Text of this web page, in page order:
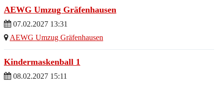
AEWG Umzug Gräfenhausen
07.02.2027 13:31
AEWG Umzug Gräfenhausen
Kindermaskenball 1
08.02.2027 15:11